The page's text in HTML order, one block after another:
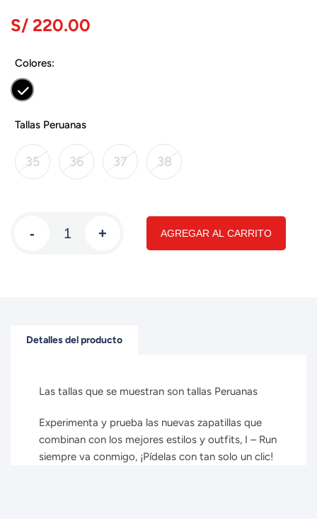
S/ 220.00
Colores:
Tallas Peruanas
35 36 37 38
- + AGREGAR AL CARRITO
Detalles del producto
Las tallas que se muestran son tallas Peruanas
Experimenta y prueba las nuevas zapatillas que
combinan con los mejores estilos y outfits, I – Run
siempre va conmigo, ¡Pídelas con tan solo un clic!